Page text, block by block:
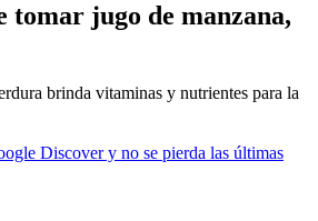
tomar jugo de manzana,
brinda vitaminas y nutrientes para la
Discover y no se pierda las últimas